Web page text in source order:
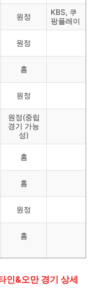
원정
KBS, 쿠
팡플레이
원정
홈
원정
원정(중립
경기 가능
성)
홈
홈
원정
홈
인&오만 경기 상세